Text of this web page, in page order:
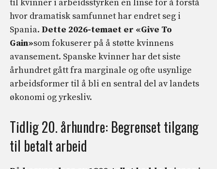
til kvinner i arbeidsstyrken en linse for å forstå
hvor dramatisk samfunnet har endret seg i
Spania. Dette 2026-temaet er «Give To
Gain»som fokuserer på å støtte kvinnens
avansement. Spanske kvinner har det siste
århundret gått fra marginale og ofte usynlige
arbeidsformer til å bli en sentral del av landets
økonomi og yrkesliv.
Tidlig 20. århundre: Begrenset tilgang
til betalt arbeid